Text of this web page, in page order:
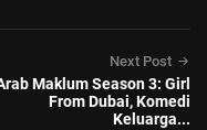
Next Post
Maklum Season 3: Girl
From Dubai, Komedi
Keluarga...